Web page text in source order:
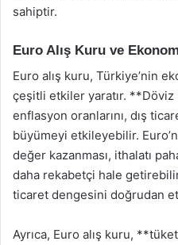
sahiptir.
Euro Alış Kuru ve
Euro alış kuru, Türkiye’nin
çeşitli etkiler yaratır. **Döviz
enflasyon oranlarını, dış
büyümeyi etkileyebilir.
değer kazanması, ithalatı
daha rekabetçi hale
ticaret dengesini doğrudan
Ayrıca, Euro alış kuru,